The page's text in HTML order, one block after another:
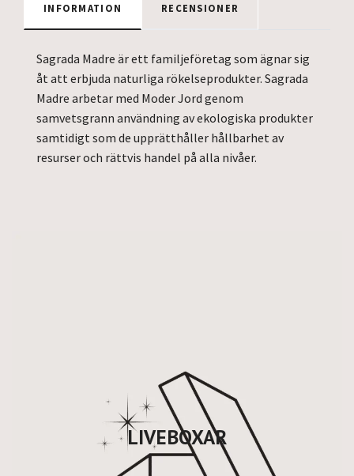
LIVEBOXAR
INFORMATION RECENSIONER
Sagrada Madre är ett familjeföretag som ägnar sig
åt att erbjuda naturliga rökelseprodukter. Sagrada
Madre arbetar med Moder Jord genom
samvetsgrann användning av ekologiska produkter
samtidigt som de upprätthåller hållbarhet av
resurser och rättvis handel på alla nivåer.